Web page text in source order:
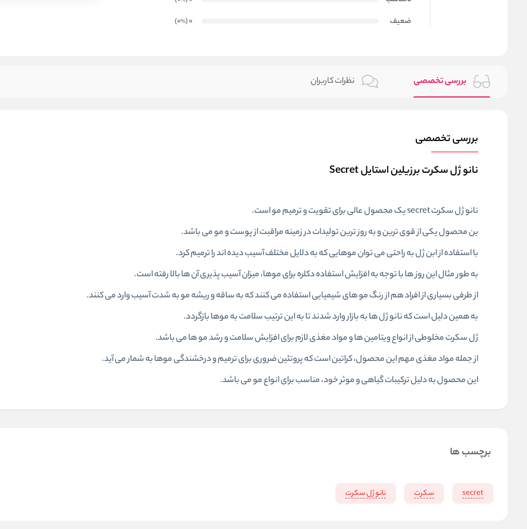
ضعیف
0
(0
%
)
بررسی تخصصی نظرات کاربران
بررسی تخصصی
نانو ژل سکرت برزیلین استایل Secret
نانو ژل سکرت secret یک محصول عالی برای تقویت و ترمیم مو است.
ین محصول یکی از قوی ترین و به روز ترین تولیدات در زمینه مراقبت از پوست و مو می باشد.
با استفاده از ابن ژل به راحتی می توان موهایی که به دلایل مختلف آسیب دیده اند را ترمیم کرد.
به طور مثال این روز ها با توجه به افزایش استفاده دکلره برای موها، میزان آسیب پذیری آن ها بالا رفته است.
از طرفی بسیاری از افراد هم از رنگ مو های شیمیایی استفاده می کنند که به ساقه و ریشه مو به شدت آسیب وارد می کنند.
به همین دلیل است که نانو ژل ها به بازار وارد شدند تا به این ترتیب سلامت به موها بازگردد.
ژل سکرت مخلوطی از انواع ویتامین ها و مواد مغذی لازم برای افزایش سلامت و رشد مو ها می باشد.
از جمله مواد مغذی مهم این محصول، کراتین است که پروتئین ضروری برای ترمیم و درخشندگی موها به شمار می آید.
این محصول به دلیل ترکیبات گیاهی و موثر خود، مناسب برای انواع مو می باشد.
برچسب ها
secret سکرت نانو ژل سکرت